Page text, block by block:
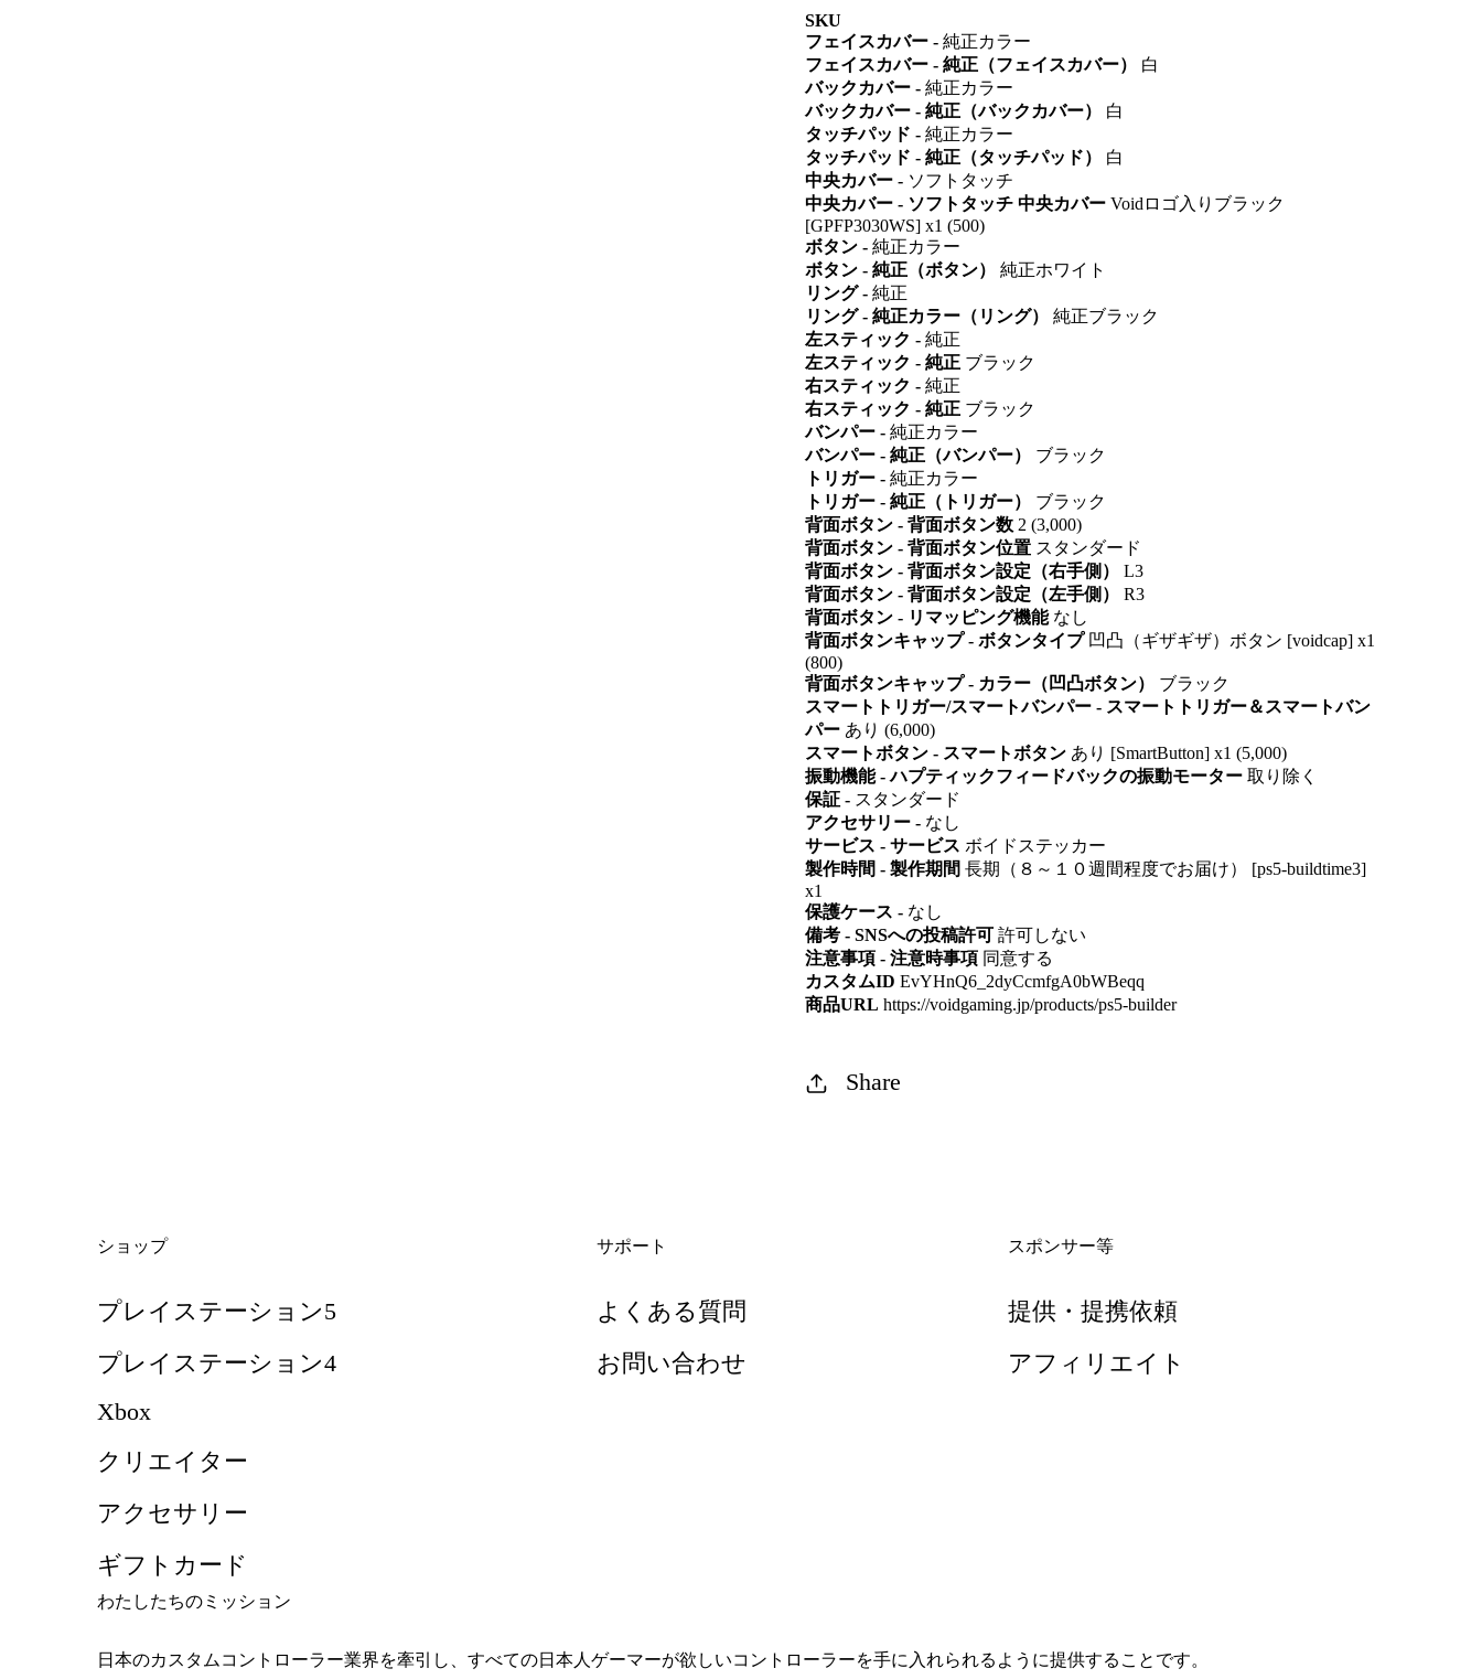
SKU
フェイスカバー -純正カラー
フェイスカバー - 純正（フェイスカバー）
白
バックカバー -純正カラー
バックカバー - 純正（バックカバー）
白
タッチパッド -純正カラー
タッチパッド - 純正（タッチパッド）
白
中央カバー - ソフトタッチ
中央カバー - ソフトタッチ 中央カバー Voidロゴ入りブラック
[GPFP3030WS] x1 (500)
ボタン -純正カラー
ボタン - 純正（ボタン）
純正ホワイト
リング -純正
リング - 純正カラー（リング）
純正ブラック
左スティック -純正
左スティック - 純正 ブラック
右スティック -純正
右スティック - 純正 ブラック
バンパー -純正カラー
バンパー - 純正（バンパー）
ブラック
トリガー -純正カラー
トリガー - 純正（トリガー）
ブラック
背面ボタン - 背面ボタン数 2 (3,000)
背面ボタン - 背面ボタン位置 スタンダード
背面ボタン - 背面ボタン設定（右手側）
L3
背面ボタン - 背面ボタン設定（左手側）
R3
背面ボタン - リマッピング機能なし
背面ボタンキャップ - ボタンタイプ凹凸（ギザギザ）ボタン [voidcap] x1
(800)
背面ボタンキャップ - カラー（凹凸ボタン）
ブラック
スマートトリガー/スマートバンパー - スマートトリガー＆スマートバン
パー あり (6,000)
スマートボタン - スマートボタン あり [SmartButton] x1 (5,000)
振動機能 - ハプティックフィードバックの振動モーター 取り除く
保証 - スタンダード
アクセサリー - なし
サービス - サービス ボイドステッカー
製作時間 - 製作期間 長期（８～１０週間程度でお届け） [ps5-buildtime3]
x1
保護ケース - なし
備考 - SNSへの投稿許可 許可しない
注意事項 - 注意時事項 同意する
カスタムID EvYHnQ6_2dyCcmfgA0bWBeqq
商品URL https://voidgaming.jp/products/ps5-builder
Share
ショップ
プレイステーション5
プレイステーション4
Xbox
クリエイター
アクセサリー
ギフトカード
サポート
よくある質問
お問い合わせ
スポンサー等
提供・提携依頼
アフィリエイト
わたしたちのミッション
日本のカスタムコントローラー業界を牽引し、すべての日本人ゲーマーが欲しいコントローラーを手に入れられるように提供することです。